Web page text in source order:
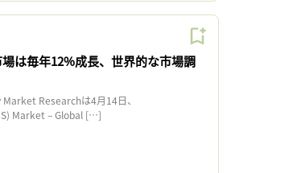
は毎年12%成長、世界的な市場調
Researchは4月14日、
Market – Global […]